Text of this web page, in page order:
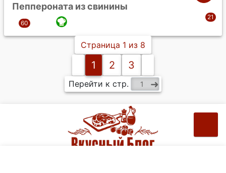
Пеппероната из свинины
Страница 1 из 8
1 2 3
Перейти к стр.